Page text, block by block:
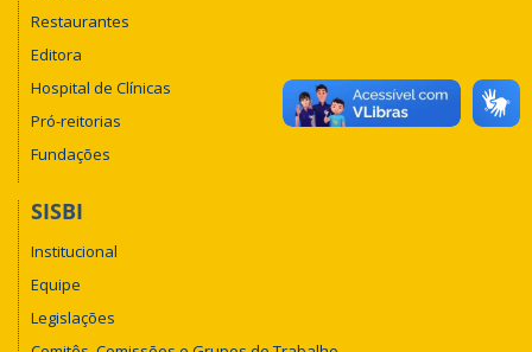
Restaurantes
Editora
Hospital de Clínicas
Pró-reitorias
Fundações
SISBI
Institucional
Equipe
Legislações